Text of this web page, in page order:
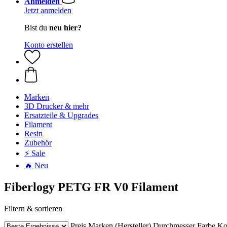
Jetzt anmelden
Bist du neu hier?
Konto erstellen
Marken
3D Drucker & mehr
Ersatzteile & Upgrades
Filament
Resin
Zubehör
⚡ Sale
🔥 Neu
Fiberlogy PETG FR V0 Filament
Filtern & sortieren